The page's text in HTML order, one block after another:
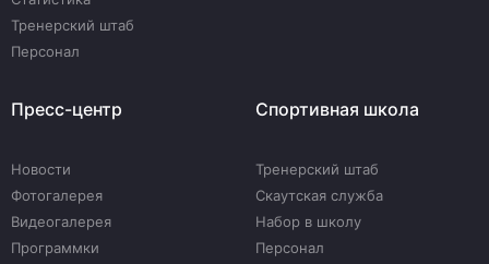
Тренерский штаб
Персонал
Пресс-центр
Новости
Фотогалерея
Видеогалерея
Программки
Спортивная школа
Тренерский штаб
Скаутская служба
Набор в школу
Персонал